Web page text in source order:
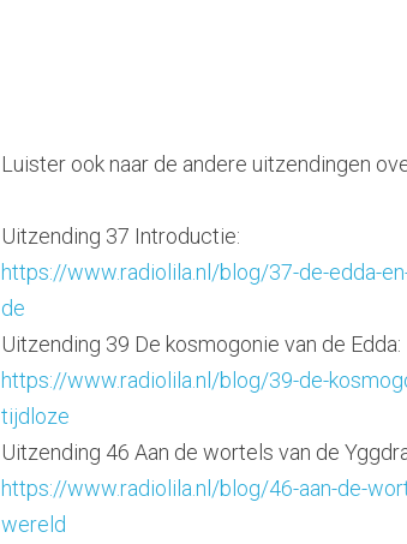
Luister ook naar de andere uitzendingen
Uitzending 37 Introductie:
https://www.radiolila.nl/blog/37-de-edda-
de
Uitzending 39 De kosmogonie van de Edda:
https://www.radiolila.nl/blog/39-de-
tijdloze
Uitzending 46 Aan de wortels van de
https://www.radiolila.nl/blog/46-aan-de-
wereld